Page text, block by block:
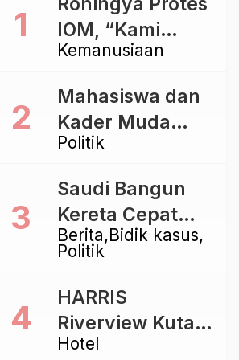
Kemanusiaan
IOM, “Kami
dibiarkan Mati
Politik
Mahasiswa dan
Kader Muda
Ramaikan Forum
Golkar di
Singaraja
Berita Bidik kasus
Politik
Saudi Bangun
Kereta Cepat
Rp112 Triliun,
Proyek Rp116
Triliun yang
Baru Sampai
Hotel
HARRIS
Riverview Kuta
Bali Tawarkan